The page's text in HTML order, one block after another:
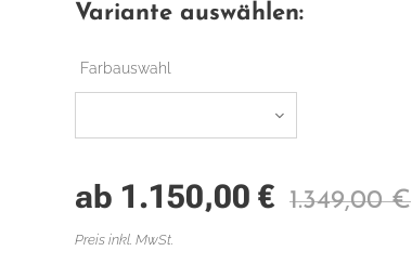
Variante auswählen:
Farbauswahl
ab 1.150,00 € 1.349,00€
Preis inkl. MwSt.